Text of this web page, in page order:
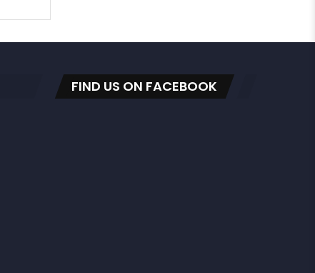
FIND US ON FACEBOOK